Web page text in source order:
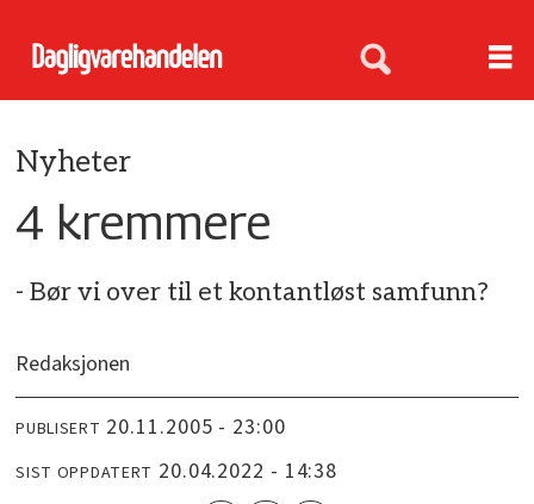
Nyheter
4 kremmere
- Bør vi over til et kontantløst samfunn?
Redaksjonen
PUBLISERT 20.11.2005 - 23:00
SIST OPPDATERT 20.04.2022 - 14:38